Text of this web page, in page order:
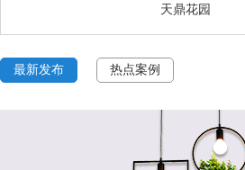
天鼎花园
最新发布 热点案例